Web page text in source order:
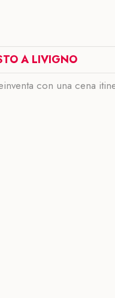
A LIVIGNO
con una cena